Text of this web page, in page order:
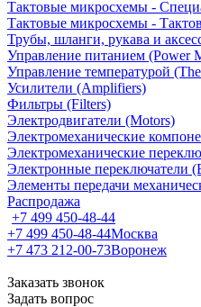
Тактовые микросхемы -
Тактовые микросхемы -
Трубы, шланги, рукава и
Управление питанием (Power
Управление температурой
Усилители (Amplifiers)
Фильтры (Filters)
Электродвигатели (Motors)
Электромеханические
Электромеханические
Электронные переключатели
Элементы передачи
Распродажа
+7 499 450-48-44
+7 499 450-48-44Москва
+7 473 212-00-73Воронеж
Заказать звонок
Задать вопрос